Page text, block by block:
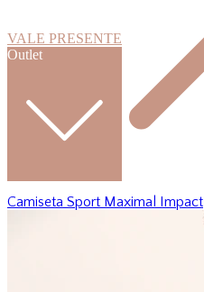
VALE PRESENTE
Outlet
Camiseta Sport Maximal Impact